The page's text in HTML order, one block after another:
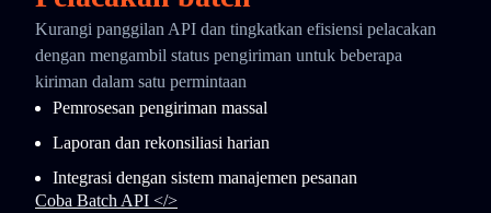
Kurangi panggilan API dan tingkatkan efisiensi pelacakan
dengan mengambil status pengiriman untuk beberapa
kiriman dalam satu permintaan
Pemrosesan pengiriman massal
Laporan dan rekonsiliasi harian
Integrasi dengan sistem manajemen pesanan
Coba Batch API </>